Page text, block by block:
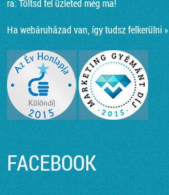
ra:Töltsd fel üzleted még ma!
Ha webáruházad van, így tudsz felkerülni »
FACEBOOK